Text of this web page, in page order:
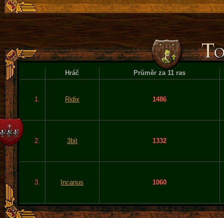
Hráč Průměr za 11 ras
1. Ridix 1486
2. 3bit 1332
3. Incanus 1060